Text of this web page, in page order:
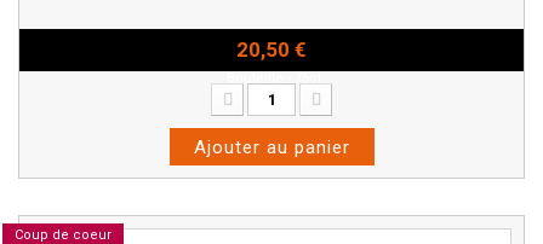
20,50 €
Ajouter au panier
Coup de coeur